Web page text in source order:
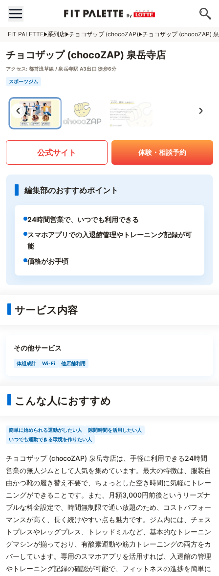
FIT PALETTE 系列店 チョコザップ (chocoZAP) チョコザップ (chocoZAP)
チョコザップ (chocoZAP) 泉岳寺店
アクセス: 都営浅草線 / 泉岳寺駅 A3出口 徒歩6分
スポーツジム
公式サイト 体験・相談予約
編集部のおすすめポイント
24時間営業で、いつでも利用できる
スマホアプリでの入退館管理やトレーニング記録が可
能
価格がお手頃
サービス内容
その他サービス
体組成計 Wi-Fi 他店舗利用
こんな人におすすめ
簡単に始められる運動がしたい人
隙間時間を活用したい人
いつでも運動できる環境を作りたい人
チョコザップ (chocoZAP) 泉岳寺店は、手軽に利用できる24時間
営業の無人ジムとして人気を集めています。最大の特徴は、服装自
由かつ靴の履き替え不要で、ちょっとした空き時間に気軽にトレー
ニングができることです。また、月額3,000円前後というリーズナ
ブルな料金設定で、時間無制限で通い放題のため、コストパフォー
マンスが高く、長く続けやすい点も魅力です。ジム内には、チェス
トプレスやレッグプレス、トレッドミルなど、基本的なトレーニン
グマシンが揃っており、有酸素運動や筋力トレーニングの両方をカ
バーしています。専用のスマホアプリを活用すれば、入退館の管理
やトレーニング記録の確認が可能で、フィットネスの進捗を簡単に